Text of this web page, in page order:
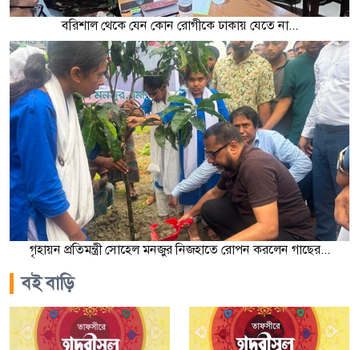
বরিশাল থেকে যেন কোন রোগীকে ঢাকায় যেতে না...
গৃহায়ন প্রতিমন্ত্রী সোহেল মনজুর নিজহাতে রোপন করলেন গাছের...
বই বাড়ি